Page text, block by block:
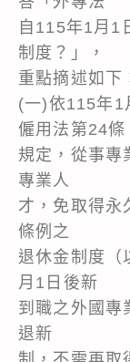
自115年1月1
制度？」，
重點摘述如下
(一)依115年1
僱用法第24條
規定，從事專
專業人
才，免取得永
條例之
退休金制度（
月1日後新
到職之外國專
退新